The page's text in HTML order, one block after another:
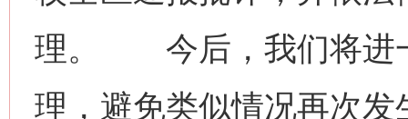
理。 今后，我们将进
理，避免类似情况再次